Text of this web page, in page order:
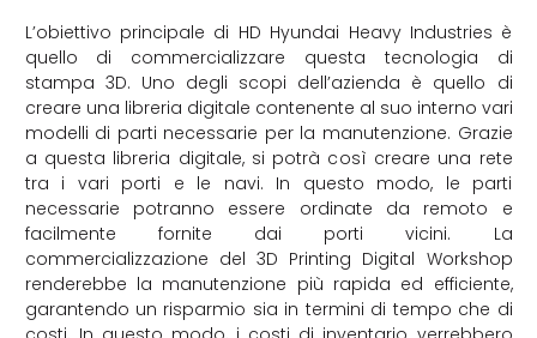
L’obiettivo principale di HD Hyundai Heavy Industries è
quello di commercializzare questa tecnologia di
stampa 3D. Uno degli scopi dell’azienda è quello di
creare una libreria digitale contenente al suo interno vari
modelli di parti necessarie per la manutenzione. Grazie
a questa libreria digitale, si potrà così creare una rete
tra i vari porti e le navi. In questo modo, le parti
necessarie potranno essere ordinate da remoto e
facilmente fornite dai porti vicini. La
commercializzazione del 3D Printing Digital Workshop
renderebbe la manutenzione più rapida ed efficiente,
garantendo un risparmio sia in termini di tempo che di